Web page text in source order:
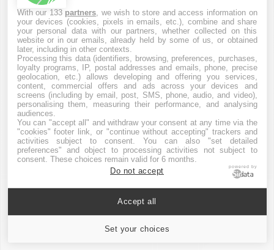
plus jeune âge, je me suis donné pour
mission de rendre le football accessible
à tous, sans dépenser un centime ! Sur
Foot Gratuit, je partage mes astuces,
bons plans et liens pour profiter des
meilleurs matchs et actualités foot
sans se ruiner. J’adore dénicher les
plateformes gratuites, les streams
légaux et toutes les infos pour
savourer notre sport favori. Mon
objectif : prouver que la passion du foot
n’a pas de prix. Rejoignez-moi pour
vibrer ensemble devant les plus belles
rencontres, gratuitement !
Commentaire(s)
With our 133 partners , we wish to store and access information on
your devices (cookies, pixels in emails, etc.), combine and share
your personal data with our partners, whether collected on this
website or in our emails, already held by some of us, or obtained
later, including in other contexts.
Processing this data (identifiers, browsing, preferences, purchases,
loyalty programs, IP, postal addresses and emails, phone, precise
geolocation, etc.) allows developing and offering you services,
content, commercial offers and ads across your devices and
screens (including by email, post, SMS, phone, audio, and video),
personalising them, measuring their performance, and analysing
audiences.
You can "accept all" and withdraw your consent at any time via the
"cookies" footer link, or "continue without accepting" trackers and
activities subject to consent. You can also "set detailed
preferences" and object to processing activities not subject to
consent. These choices remain valid for 6 months.
Do not accept
powered by
Set your choices
Accept all